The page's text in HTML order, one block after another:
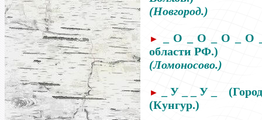
(Новгород.)
►
_ О _ О _ О _ О
области РФ.)
(Ломоносово.)
► _ У _ _ У _
(Кунгур.)